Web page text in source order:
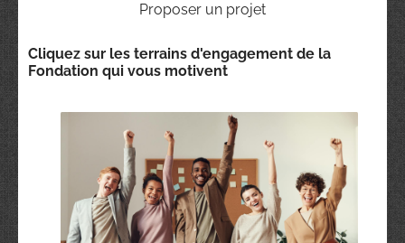
Proposer un projet
Cliquez sur les terrains d'engagement de la
Fondation qui vous motivent